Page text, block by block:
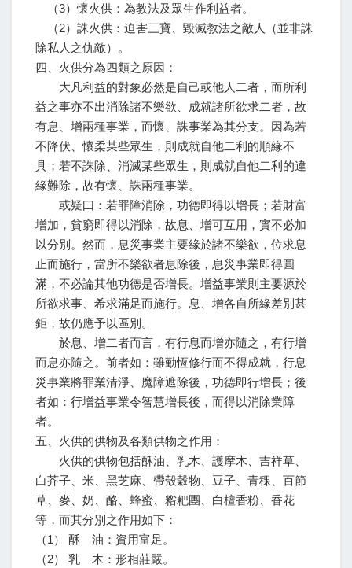
（3）懷火供：為教法及眾生作利益者。
（2）誅火供：迫害三寶、毀滅教法之敵人（並非誅
除私人之仇敵）。
四、火供分為四類之原因：
大凡利益的對象必然是自己或他人二者，而所利
益之事亦不出消除諸不樂欲、成就諸所欲求二者，故
有息、增兩種事業，而懷、誅事業為其分支。因為若
不降伏、懷柔某些眾生，則成就自他二利的順緣不
具；若不誅除、消滅某些眾生，則成就自他二利的違
緣難除，故有懷、誅兩種事業。
或疑曰：若罪障消除，功德即得以增長；若財富
增加，貧窮即得以消除，故息、增可互用，實不必加
以分別。然而，息災事業主要緣於諸不樂欲，位求息
止而施行，當所不樂欲者息除後，息災事業即得圓
滿，不必論其他功德是否增長。增益事業則主要源於
所欲求事、希求滿足而施行。息、增各自所緣差別甚
鉅，故仍應予以區別。
於息、增二者而言，有行息而增亦隨之，有行增
而息亦隨之。前者如：雖勤恆修行而不得成就，行息
災事業將罪業清淨、魔障遮除後，功德即行增長；後
者如：行增益事業令智慧增長後，而得以消除業障
者。
五、火供的供物及各類供物之作用：
火供的供物包括酥油、乳木、護摩木、吉祥草、
白芥子、米、黑芝麻、帶殼穀物、豆子、青稞、百節
草、麥、奶、酪、蜂蜜、糌粑團、白檀香粉、香花
等，而其分別之作用如下：
（1） 酥 油：資用富足。
（2） 乳 木：形相莊嚴。